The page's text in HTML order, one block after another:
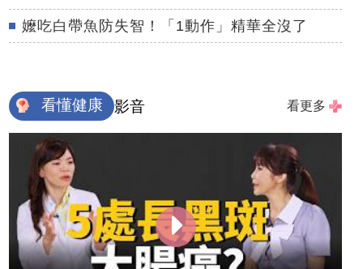
嬤吃白帶魚防失智！「1動作」精華全沒了
看懂健康 影音 看更多